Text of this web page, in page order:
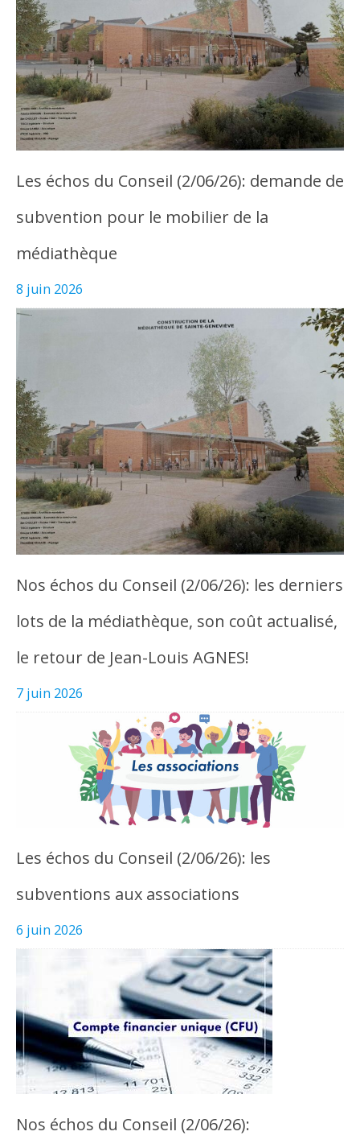
Les échos du Conseil (2/06/26): demande de
subvention pour le mobilier de la
médiathèque
8 juin 2026
Nos échos du Conseil (2/06/26): les derniers
lots de la médiathèque, son coût actualisé,
le retour de Jean-Louis AGNES!
7 juin 2026
Les échos du Conseil (2/06/26): les
subventions aux associations
6 juin 2026
Nos échos du Conseil (2/06/26):